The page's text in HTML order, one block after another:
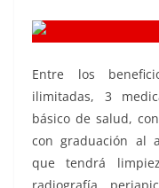
Entre los
ilimitadas, 3
básico de salud,
con graduación al
que tendrá
radiografía